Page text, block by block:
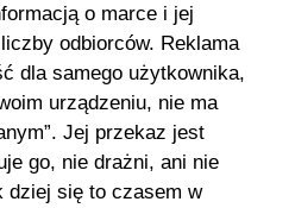
o marce i jej
odbiorców. Reklama
dla samego użytkownika,
urządzeniu, nie ma
Jej przekaz jest
go, nie drażni, ani nie
dziej się to czasem w